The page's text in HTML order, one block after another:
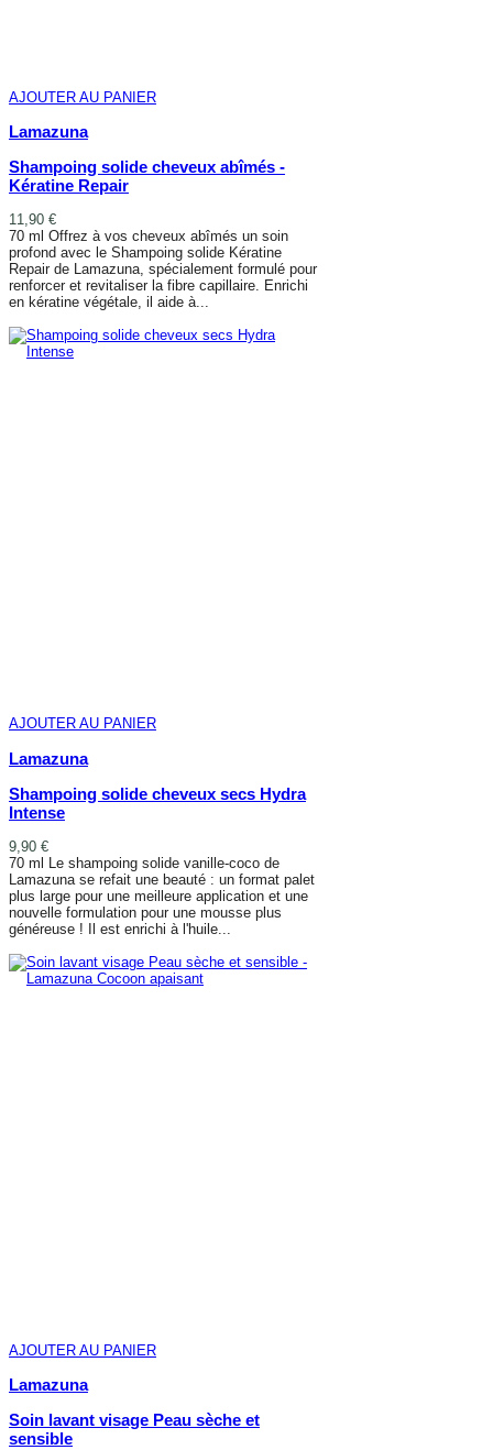
AJOUTER AU PANIER
Lamazuna
Shampoing solide cheveux abîmés -
Kératine Repair
11,90 €
70 ml Offrez à vos cheveux abîmés un soin
profond avec le Shampoing solide Kératine
Repair de Lamazuna, spécialement formulé pour
renforcer et revitaliser la fibre capillaire. Enrichi
en kératine végétale, il aide à...
AJOUTER AU PANIER
Lamazuna
Shampoing solide cheveux secs Hydra
Intense
9,90 €
70 ml Le shampoing solide vanille-coco de
Lamazuna se refait une beauté : un format palet
plus large pour une meilleure application et une
nouvelle formulation pour une mousse plus
généreuse ! Il est enrichi à l'huile...
AJOUTER AU PANIER
Lamazuna
Soin lavant visage Peau sèche et
sensible